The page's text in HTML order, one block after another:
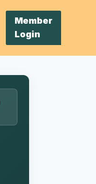
Member
Login